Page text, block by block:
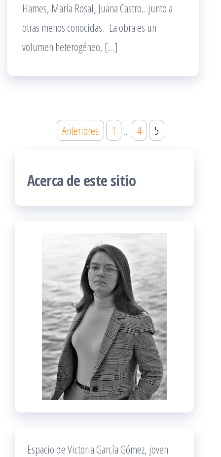
Hames, María Rosal, Juana Castro…junto a
otras menos conocidas. La obra es un
volumen heterogéneo, […]
PaginaciónAnteriores 1 … 4 5
Acerca de este sitio
Espacio de Victoria García Gómez, joven